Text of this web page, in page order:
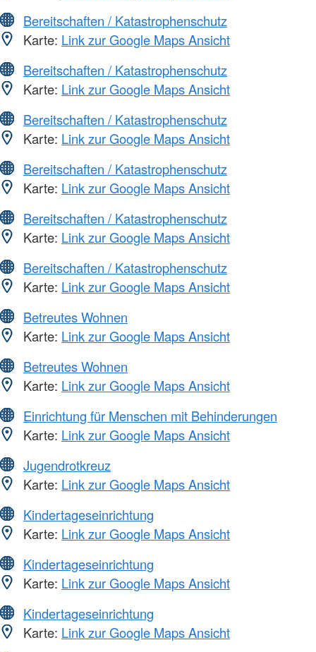
Bereitschaften / Katastrophenschutz
Karte: Link zur Google Maps Ansicht
Bereitschaften / Katastrophenschutz
Karte: Link zur Google Maps Ansicht
Bereitschaften / Katastrophenschutz
Karte: Link zur Google Maps Ansicht
Bereitschaften / Katastrophenschutz
Karte: Link zur Google Maps Ansicht
Bereitschaften / Katastrophenschutz
Karte: Link zur Google Maps Ansicht
Bereitschaften / Katastrophenschutz
Karte: Link zur Google Maps Ansicht
Betreutes Wohnen
Karte: Link zur Google Maps Ansicht
Betreutes Wohnen
Karte: Link zur Google Maps Ansicht
Einrichtung für Menschen mit Behinderungen
Karte: Link zur Google Maps Ansicht
Jugendrotkreuz
Karte: Link zur Google Maps Ansicht
Kindertageseinrichtung
Karte: Link zur Google Maps Ansicht
Kindertageseinrichtung
Karte: Link zur Google Maps Ansicht
Kindertageseinrichtung
Karte: Link zur Google Maps Ansicht